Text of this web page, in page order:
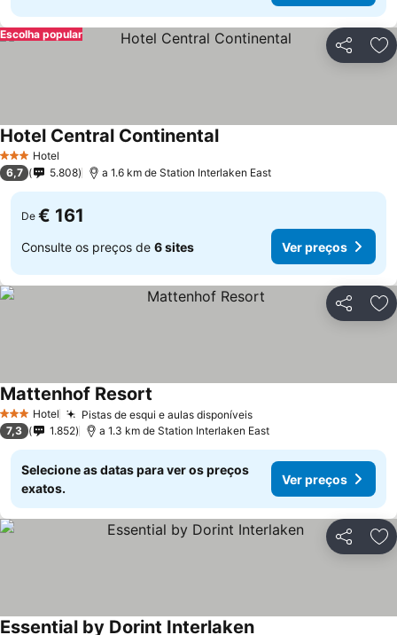
Partilhar
Escolha popular
3 EstrelasHotel
Hotel Central Continental
6,7 5.808 a 1.6 km de Station Interlaken East
De € 161
Consulte os preços de 6 sites Ver preços
Partilhar
3 EstrelasHotel Pistas de esqui e aulas disponíveis
Mattenhof Resort
7,3 1.852 a 1.3 km de Station Interlaken East
Selecione as datas para ver os preços
exatos.
Ver preços
Partilhar
Essential by Dorint Interlaken